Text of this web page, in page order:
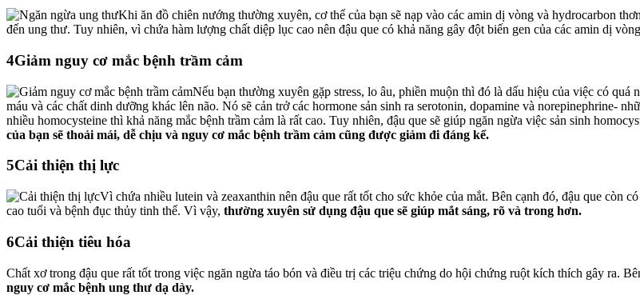
Khi ăn đồ chiên nướng thường xuyên, cơ thể của bạn sẽ nạp vào các amin dị vòng và hydrocarbon
đến ung thư. Tuy nhiên, vì chứa hàm lượng chất diệp lục cao nên đậu que có khả năng gây đột biến gen của các amin dị
4Giảm nguy cơ mắc bệnh trầm cảm
Nếu bạn thường xuyên gặp stress, lo âu, phiền muộn thì đó là dấu hiệu của việc có
máu và các chất dinh dưỡng khác lên não. Nó sẽ cản trở các hormone sản sinh ra serotonin, dopamine và norepinephrine-
nhiều homocysteine thì khả năng mắc bệnh trầm cảm là rất cao. Tuy nhiên, đậu que sẽ giúp ngăn ngừa việc sản sinh
của bạn sẽ thoải mái, dễ chịu và nguy cơ mắc bệnh trầm cảm cũng được giảm đi đáng kể.
5Cải thiện thị lực
Vì chứa nhiều lutein và zeaxanthin nên đậu que rất tốt cho sức khỏe của mắt. Bên cạnh đó, đậu que còn
cao tuổi và bệnh đục thủy tinh thể. Vì vậy, thường xuyên sử dụng đậu que sẽ giúp mắt sáng, rõ và trong hơn.
6Cải thiện tiêu hóa
Chất xơ trong đậu que rất tốt trong việc ngăn ngừa táo bón và điều trị các triệu chứng do hội chứng ruột kích thích gây ra.
nguy cơ mắc bệnh ung thư dạ dày.